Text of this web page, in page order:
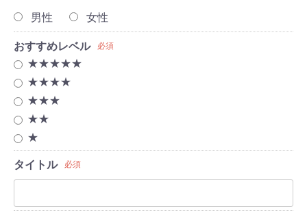
男性 女性
おすすめレベル 必須
★★★★★
★★★★
★★★
★★
★
タイトル 必須